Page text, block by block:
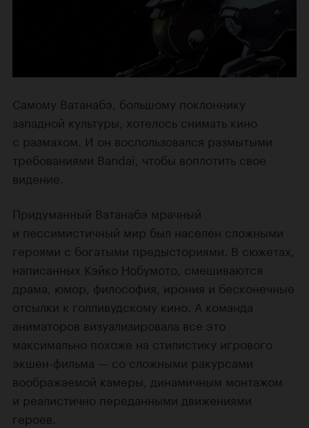
Самому Ватанабэ, большому поклоннику
западной культуры, хотелось снимать кино
с размахом. И он воспользовался размытыми
требованиями Bandai, чтобы воплотить свое
видение.
Придуманный Ватанабэ мрачный
и пессимистичный мир был населен сложными
героями с богатыми предысториями. В сюжетах,
написанных Кэйко Нобумото, смешиваются
драма, юмор, философия, ирония и бесконечные
отсылки к голливудскому кино. А команда
аниматоров визуализировала все это
максимально похоже на стилистику игрового
экшен-фильма — со сложными ракурсами
воображаемой камеры, динамичным монтажом
и реалистично переданными движениями
героев.